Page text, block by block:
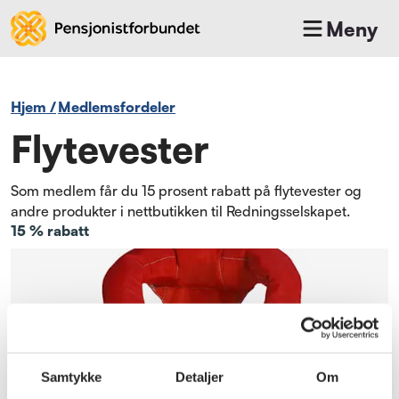
Samtykke Detaljer Om
Meny
Hjem / medlemsfordeler
Flytevester
Som medlem får du 15 prosent rabatt på flytevester og
andre produkter i nettbutikken til Redningsselskapet.
15 % rabatt